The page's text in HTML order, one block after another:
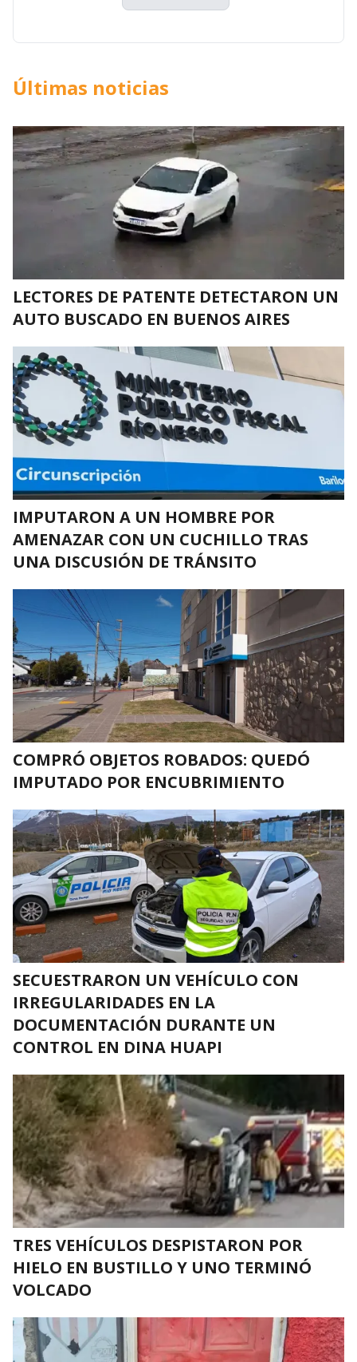
Últimas noticias
LECTORES DE PATENTE DETECTARON UN
AUTO BUSCADO EN BUENOS AIRES
IMPUTARON A UN HOMBRE POR
AMENAZAR CON UN CUCHILLO TRAS
UNA DISCUSIÓN DE TRÁNSITO
COMPRÓ OBJETOS ROBADOS: QUEDÓ
IMPUTADO POR ENCUBRIMIENTO
SECUESTRARON UN VEHÍCULO CON
IRREGULARIDADES EN LA
DOCUMENTACIÓN DURANTE UN
CONTROL EN DINA HUAPI
TRES VEHÍCULOS DESPISTARON POR
HIELO EN BUSTILLO Y UNO TERMINÓ
VOLCADO